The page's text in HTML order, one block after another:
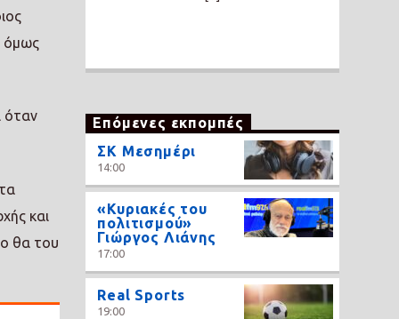
όμως
όταν
και
θα του
Επόμενες εκπομπές
ΣΚ Μεσημέρι
14:00
«Κυριακές του
πολιτισμού»
Γιώργος Λιάνης
17:00
Real Sports
19:00